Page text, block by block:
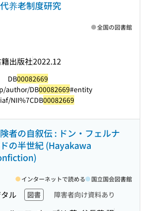
养老制度研究
籍出版社2022.12
全国の図書館
DB00082669
author/DB00082669#entity
NII%7CDB00082669
者の自叙伝 : ドン・フェルナ
の半世紀 (Hayakawa
ル 図書 障害者向け資料あり
インターネットで読める 国立国会図書館